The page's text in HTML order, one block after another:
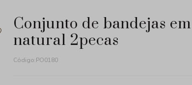
conjunto de bandejas em madeira
natural 2pecas
Código:PO0180